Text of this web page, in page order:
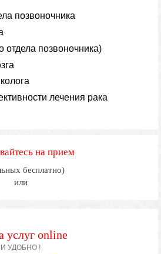
позвоночника
позвоночника)
лечения рака
на прием
бесплатно)
или
услуг online
УДОБНО !